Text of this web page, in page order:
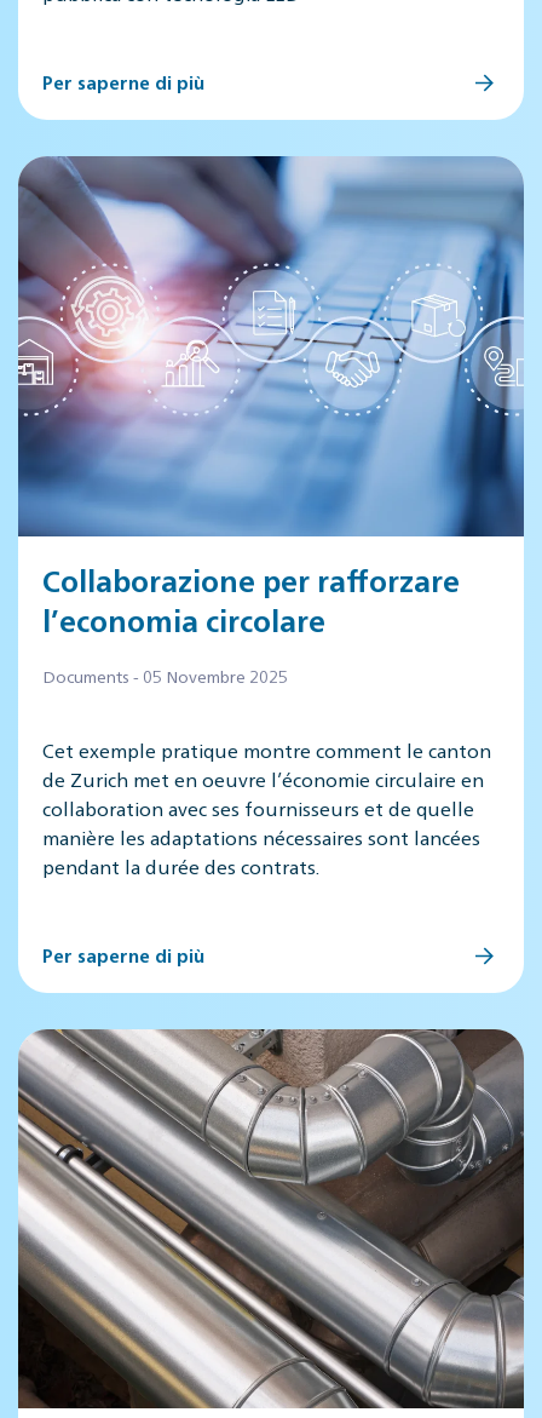
Per saperne di più
Collaborazione per rafforzare
l’economia circolare
Documents - 05 Novembre 2025
Cet exemple pratique montre comment le canton
de Zurich met en oeuvre l’économie circulaire en
collaboration avec ses fournisseurs et de quelle
manière les adaptations nécessaires sont lancées
pendant la durée des contrats.
Per saperne di più